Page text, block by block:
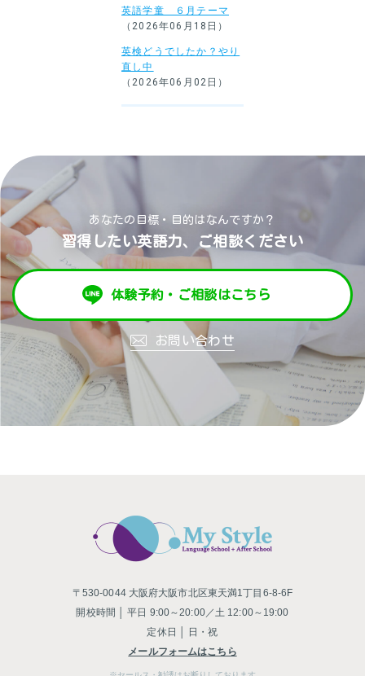
英語学童 ６月テーマ
（2026年06月18日）
英検どうでしたか？やり
直し中
（2026年06月02日）
あなたの目標・目的はなんですか？
習得したい英語力、ご相談ください
体験予約・ご相談はこちら
お問い合わせ
〒530-0044 大阪府大阪市北区東天満1丁目6-8-6F
開校時間 │ 平日 9:00～20:00／土 12:00～19:00
定休日 │ 日・祝
メールフォームはこちら